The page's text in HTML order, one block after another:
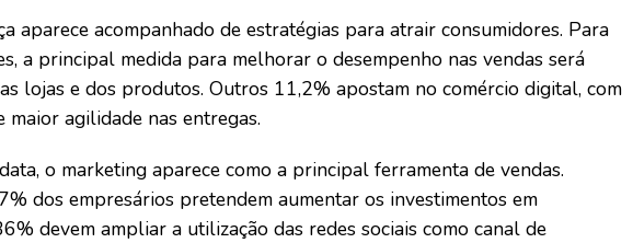
aparece acompanhado de estratégias para atrair consumidores. Para
a principal medida para melhorar o desempenho nas vendas será
lojas e dos produtos. Outros 11,2% apostam no comércio digital, com
agilidade nas entregas.
o marketing aparece como a principal ferramenta de vendas.
dos empresários pretendem aumentar os investimentos em
devem ampliar a utilização das redes sociais como canal de